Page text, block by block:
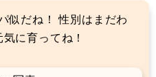
似だね！ 性別はまだわ
に育ってね！